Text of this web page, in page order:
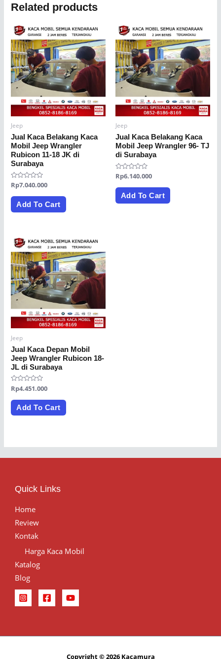
Related products
Jeep
Jual Kaca Belakang Kaca
Mobil Jeep Wrangler
Rubicon 11-18 JK di
Surabaya
Rated
out
Rp7.040.000
Add To Cart
Jeep
Jual Kaca Belakang Kaca
Mobil Jeep Wrangler 96- TJ
di Surabaya
Rated
out
Rp6.140.000
Add To Cart
Jeep
Jual Kaca Depan Mobil
Jeep Wrangler Rubicon 18-
JL di Surabaya
Rated
0
out
Rp4.451.000
Add To Cart
Quick Links
Home
Review
Kontak
Harga Kaca Mobil
Katalog
Blog
Copyright © 2026 Kacamura